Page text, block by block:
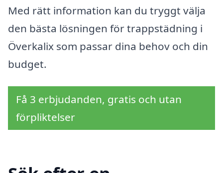
Med rätt information kan du tryggt välja
den bästa lösningen för trappstädning i
Överkalix som passar dina behov och din
budget.
Få 3 erbjudanden, gratis och utan
förpliktelser